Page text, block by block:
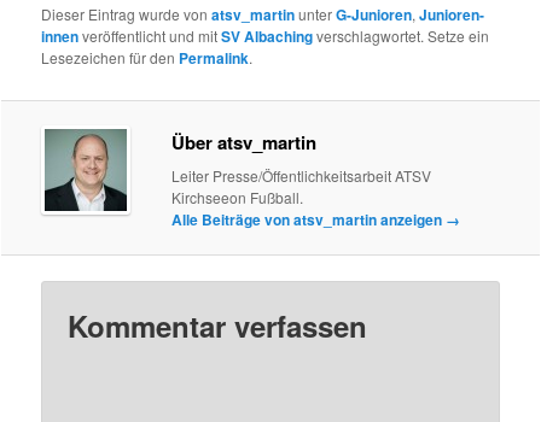
Dieser Eintrag wurde vonatsv_martinunterG-Junioren,Junioren-
innenveröffentlicht und mitSV Albachingverschlagwortet. Setze ein
Lesezeichen für den Permalink.
Über atsv_martin
Leiter Presse/Öffentlichkeitsarbeit ATSV
Kirchseeon Fußball.
Alle Beiträge von atsv_martin anzeigen →
Kommentar verfassen